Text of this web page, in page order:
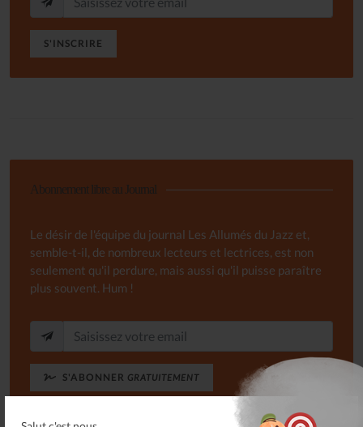
S'INSCRIRE
Abonnement libre au Journal
Le désir de l'équipe du journal Les Allumés du Jazz et,
semble-t-il, de nombreux lecteurs et lectrices, est non
seulement qu'il perdure, mais aussi qu'il puisse paraître
plus souvent. Hum !
S'ABONNER GRATUITEMENT